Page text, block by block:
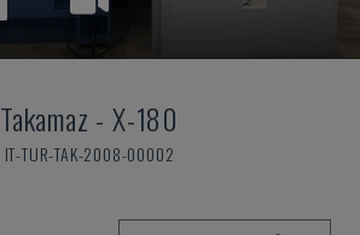
Takamaz - X-180
IT-TUR-TAK-2008-00002